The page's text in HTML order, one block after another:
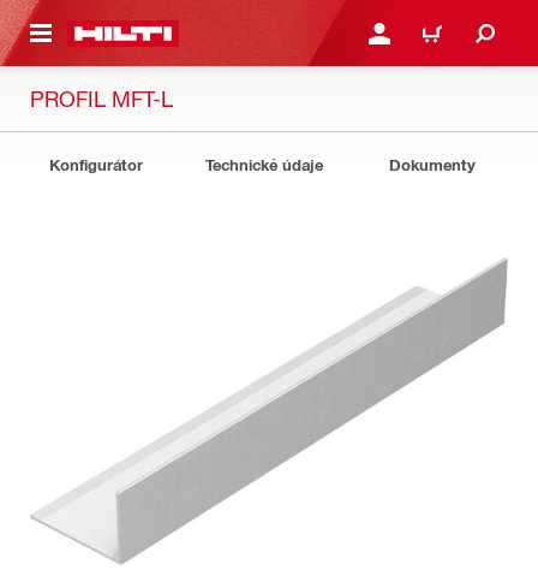
HLAVNÍ OBSAH PŘIHLÁSIT NEBO
KOŠÍK
PROFIL MFT-L
Konfigurátor Technické údaje Dokumenty